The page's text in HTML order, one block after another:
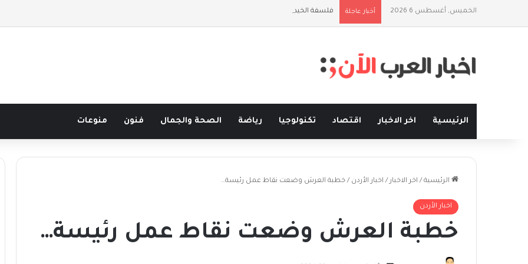
الخميس, أغسطس 6 2026 أخبار عاجلة فلسفة الخيط والموج: نصف قرن في مدرسة البحر مع غسان المزيدي
الرئيسية اخر الاخبار اقتصاد تكنولوجيا رياضة الصحة والجمال فنون منوعات
الرئيسية / اخر الاخبار / اخبار الأردن / خطبة العرش وضعت نقاط عمل رئيسة…
اخبار الأردن
خطبة العرش وضعت نقاط عمل رئيسة…